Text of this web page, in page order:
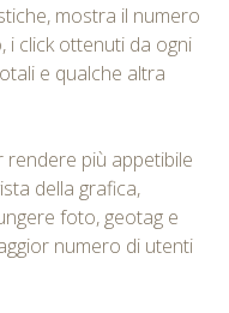
mostra il numero
i click ottenuti da ogni
e qualche altra
più appetibile
della grafica,
foto, geotag e
numero di utenti